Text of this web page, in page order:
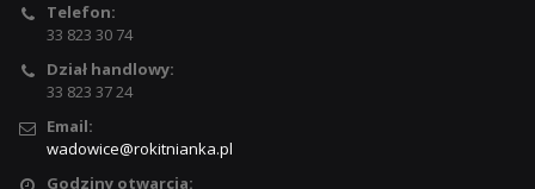
Telefon:
33 823 30 74
Dział handlowy:
33 823 37 24
Email:
wadowice@rokitnianka.pl
Godziny otwarcia: